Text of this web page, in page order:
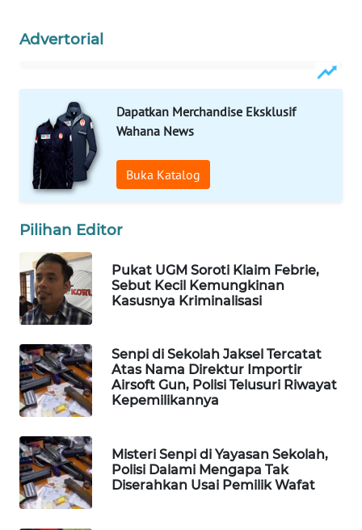
Advertorial
Dapatkan Merchandise Eksklusif
Wahana News
Buka Katalog
Pilihan Editor
Pukat UGM Soroti Klaim Febrie,
Sebut Kecil Kemungkinan
Kasusnya Kriminalisasi
Senpi di Sekolah Jaksel Tercatat
Atas Nama Direktur Importir
Airsoft Gun, Polisi Telusuri Riwayat
Kepemilikannya
Misteri Senpi di Yayasan Sekolah,
Polisi Dalami Mengapa Tak
Diserahkan Usai Pemilik Wafat
WN
NATUNA
WN
BINTAN
MANDALIKA
WN
LIKUPANG
LABUANBAJO
WN
BORNEO
Wahana
Media
Group